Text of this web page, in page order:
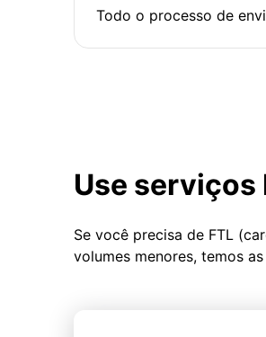
Todo o processo de
Use serviços
Se você precisa de FTL
volumes menores, temos